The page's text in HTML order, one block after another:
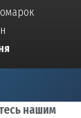
нашим